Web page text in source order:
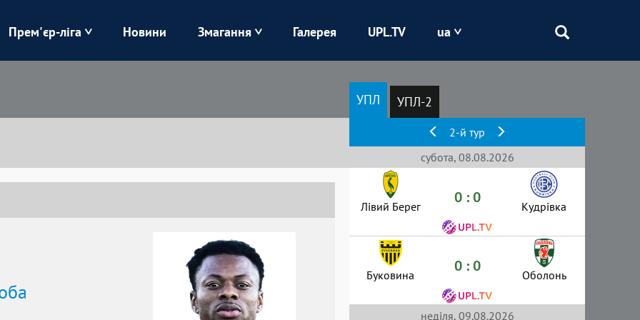
Колос Кривбас
Оболонь
Прем'єр-ліга Новини Змагання Галерея UPL.TV ua
УПЛ УПЛ-2
2-й тур
субота, 08.08.2026
Лівий Берег 0 : 0 Кудрівка
Буковина 0 : 0 Оболонь
неділя, 09.08.2026